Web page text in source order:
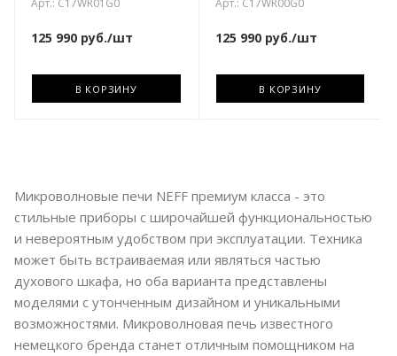
Арт.: C17WR01G0
125 990 руб./шт
В КОРЗИНУ
Арт.: C17WR00G0
125 990руб./шт
В КОРЗИНУ
Микроволновые печи NEFF премиум класса - это
стильные приборы с широчайшей функциональностью
и невероятным удобством при эксплуатации. Техника
может быть встраиваемая или являться частью
духового шкафа, но оба варианта представлены
моделями с утонченным дизайном и уникальными
возможностями. Микроволновая печь известного
немецкого бренда станет отличным помощником на